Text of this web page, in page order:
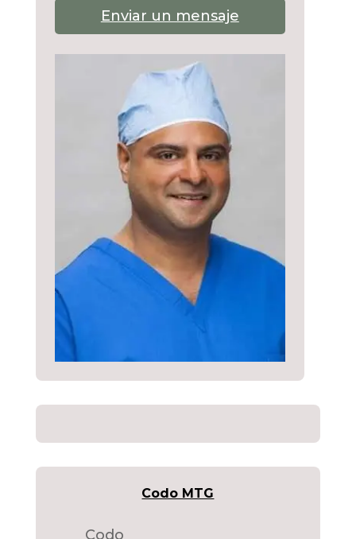
Enviar un mensaje
Codo MTG
Codo